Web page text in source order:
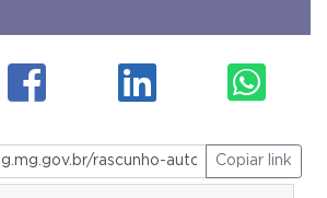
Copiar link